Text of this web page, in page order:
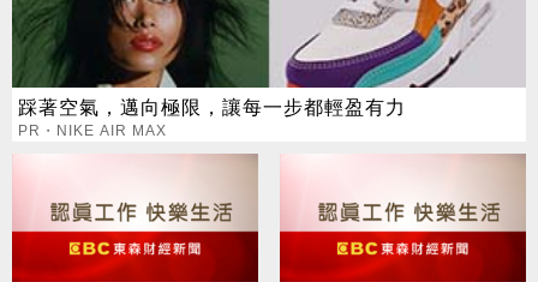
踩著空氣，邁向極限，讓每一步都輕盈有力
PR・NIKE AIR MAX